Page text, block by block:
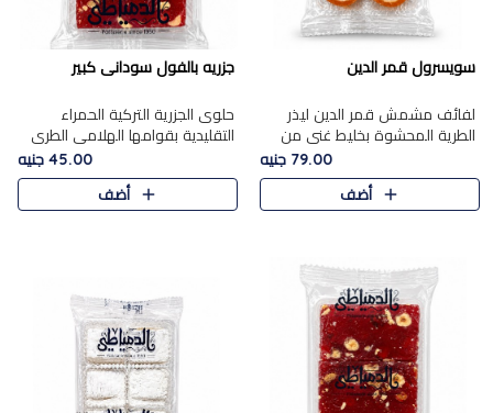
سويسرول قمر الدين
لفائف مشمش قمر الدين ليذر
الطرية المحشوة بخليط غني من
جوز الهند الأبيض والمكسرات
الفاخرة، يقدم المذاق الحلو
الطبيعي لقمر الدين و تجمع بين
79.00 جنيه
أضف
جزريه بالفول سودانى كبير
حلوى الجزرية التركية الحمراء
التقليدية بقوامها الهلامي الطري
ولونها الأحمر المميز، محشوة
بسخاء بالفول السوداني المحمص
لتمنحك توازنًا رائعًا ..
45.00 جنيه
أضف